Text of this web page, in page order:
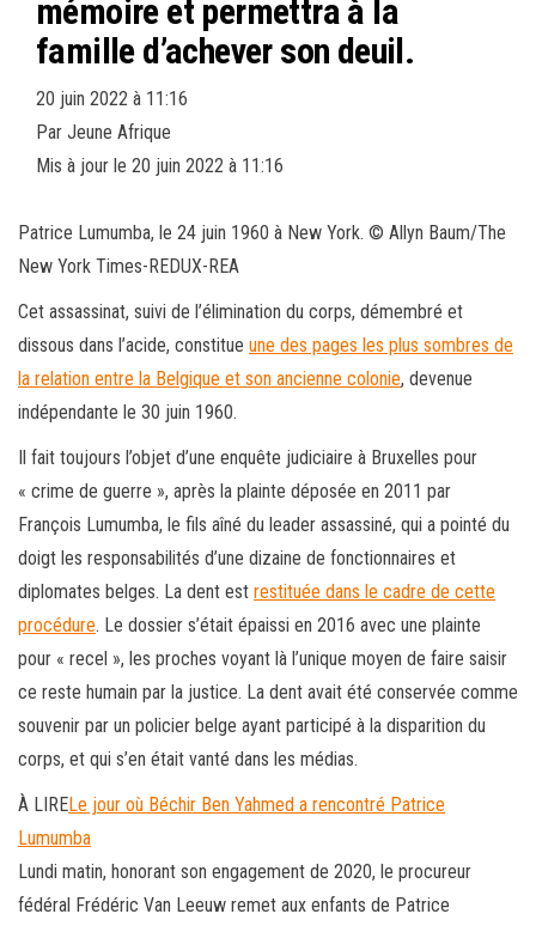
mémoire et permettra à la
famille d’achever son deuil.
20 juin 2022 à 11:16
Par Jeune Afrique
Mis à jour le 20 juin 2022 à 11:16
Patrice Lumumba, le 24 juin 1960 à New York. © Allyn Baum/The
New York Times-REDUX-REA
Cet assassinat, suivi de l’élimination du corps, démembré et
dissous dans l’acide, constitue une des pages les plus sombres de
la relation entre la Belgique et son ancienne colonie, devenue
indépendante le 30 juin 1960.
Il fait toujours l’objet d’une enquête judiciaire à Bruxelles pour
« crime de guerre », après la plainte déposée en 2011 par
François Lumumba, le fils aîné du leader assassiné, qui a pointé du
doigt les responsabilités d’une dizaine de fonctionnaires et
diplomates belges. La dent est restituée dans le cadre de cette
procédure. Le dossier s’était épaissi en 2016 avec une plainte
pour « recel », les proches voyant là l’unique moyen de faire saisir
ce reste humain par la justice. La dent avait été conservée comme
souvenir par un policier belge ayant participé à la disparition du
corps, et qui s’en était vanté dans les médias.
À LIRELe jour où Béchir Ben Yahmed a rencontré Patrice
Lumumba
Lundi matin, honorant son engagement de 2020, le procureur
fédéral Frédéric Van Leeuw remet aux enfants de Patrice